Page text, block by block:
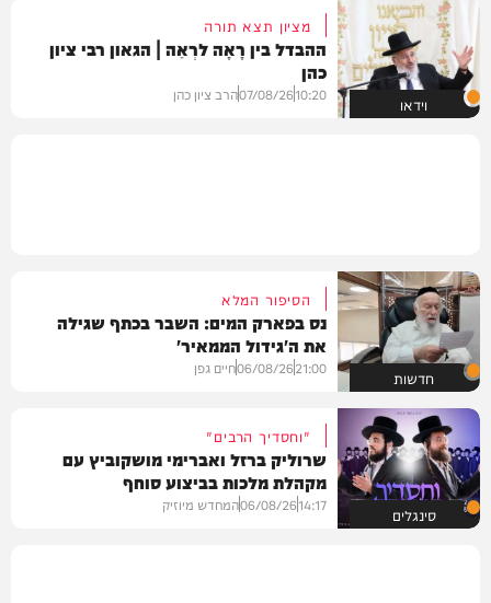
וידאו
מציון תצא תורה
ההבדל בין רָאָה לרְאֵה | הגאון רבי ציון
כהן
10:20
07/08/26הרב ציון כהן
חדשות
הסיפור המלא
נס בפארק המים: השבר בכתף שגילה
את ה'גידול הממאיר'
21:00
06/08/26חיים גפן
סינגלים
"וחסדיך הרבים"
שרוליק ברזל ואברימי מושקוביץ עם
מקהלת מלכות בביצוע סוחף
14:17
06/08/26המחדש מיוזיק